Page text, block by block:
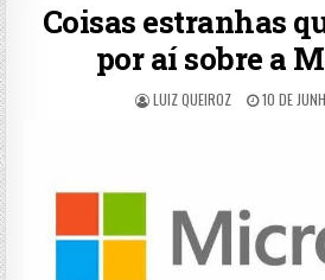
Coisas estranhas
por aí sobre a
LUIZ QUEIROZ 10 DE